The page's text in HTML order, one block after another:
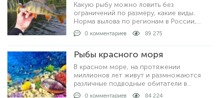
Какую рыбу можно ловить без
ограничений по размеру, какие виды.
Норма вылова по регионам в России,
допустимые размеры рыбы для
любительской рыбалки. За что могут
нарушая закон.
0 комментариев 89 275
Рыбы красного моря
В красном море, на протяжении
миллионов лет живут и размножаются
различные подводные обитатели в
большом количестве. На сегодняшний
0 комментариев 84 224